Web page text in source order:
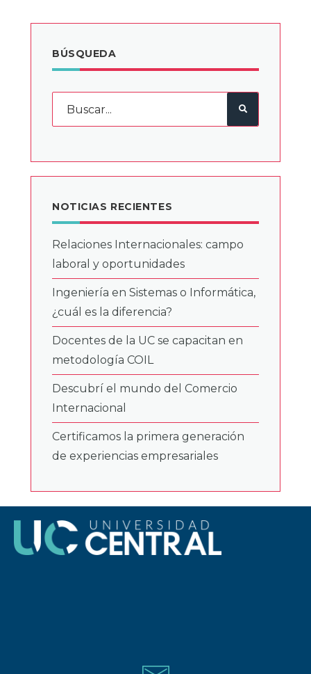
BÚSQUEDA
NOTICIAS RECIENTES
Relaciones Internacionales: campo
laboral y oportunidades
Ingeniería en Sistemas o Informática,
¿cuál es la diferencia?
Docentes de la UC se capacitan en
metodología COIL
Descubrí el mundo del Comercio
Internacional
Certificamos la primera generación
de experiencias empresariales